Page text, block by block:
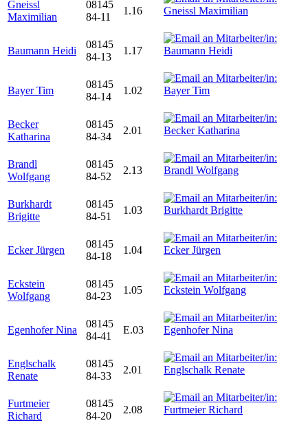
Gneissl
Maximilian
08145
84-11
1.16
Baumann Heidi
08145
84-13
1.17
Bayer Tim
08145
84-14
1.02
Becker
Katharina
08145
84-34
2.01
Brandl
Wolfgang
08145
84-52
2.13
Burkhardt
Brigitte
08145
84-51
1.03
Ecker Jürgen
08145
84-18
1.04
Eckstein
Wolfgang
08145
84-23
1.05
Egenhofer Nina
08145
84-41
E.03
Englschalk
Renate
08145
84-33
2.01
Furtmeier
Richard
08145
84-20
2.08